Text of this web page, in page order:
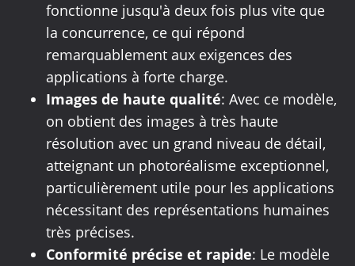
fonctionne jusqu'à deux fois plus vite que
la concurrence, ce qui répond
remarquablement aux exigences des
applications à forte charge.
Images de haute qualité: Avec ce modèle,
on obtient des images à très haute
résolution avec un grand niveau de détail,
atteignant un photoréalisme exceptionnel,
particulièrement utile pour les applications
nécessitant des représentations humaines
très précises.
Conformité précise et rapide: Le modèle